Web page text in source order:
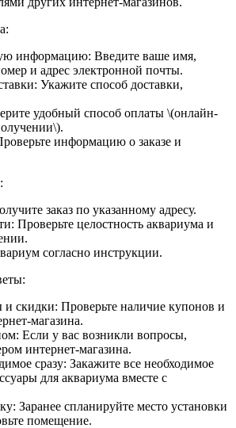
информацию: Введите ваше имя,
и адрес электронной почты.
Укажите способ доставки,
удобный способ оплаты \(онлайн-
информацию о заказе и
заказ по указанному адресу.
Проверьте целостность аквариума и
согласно инструкции.
скидки: Проверьте наличие купонов и
магазина.
Если у вас возникли вопросы,
интернет-магазина.
сразу: Закажите все необходимое
для аквариума вместе с
Заранее спланируйте место установки
помещение.